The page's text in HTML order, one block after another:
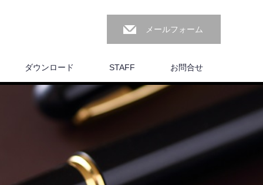
メールフォーム
ダウンロード STAFF お問合せ